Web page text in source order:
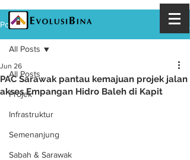
Post
All Posts
Projek
Infrastruktur
Semenanjung
Sabah & Sarawak
All Posts
PAC Sarawak pantau kemajuan projek jalan
akses Empangan Hidro Baleh di Kapit
Jun 26